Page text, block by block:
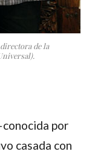
de la
por
casada con